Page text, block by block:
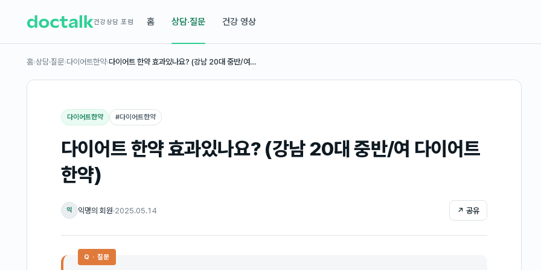
건강상담 포럼 홈 상담·질문 건강 영상
홈›상담·질문›다이어트한약›다이어트 한약 효과있나요? (강남 20대 중반/여…
다이어트한약 #다이어트한약
다이어트 한약 효과있나요? (강남 20대 중반/여 다이어트
한약)
익 익명의 회원·2025.05.14 ↗ 공유
Q · 질문